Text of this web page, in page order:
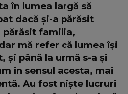
în lumea largă să
dacă și-a părăsit
părăsit familia,
mă refer că lumea își
și până la urmă s-a și
în sensul acesta, mai
Au fost niște lucruri